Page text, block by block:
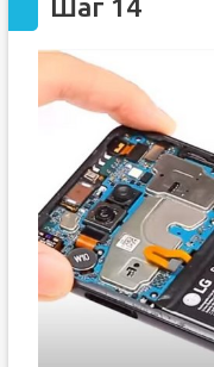
Шаг 14